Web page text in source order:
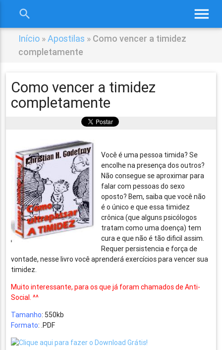
menu
search
Início »Apostilas » Como vencer a timidez
completamente
Como vencer a timidez
completamente
Você é uma pessoa timida? Se
encolhe na presença dos outros?
Não consegue se aproximar para
falar com pessoas do sexo
oposto? Bem, saiba que você não
é o único e que essa timidez
crônica (que alguns psicólogos
tratam como uma doença) tem
cura e que não é tão dificil assim.
Requer persistencia e força de
vontade, nesse livro você aprenderá exercícios para vencer sua
timidez.
Muito interessante, para os que já foram chamados de Anti-
Social. ^^
Tamanho: 550kb
Formato: .PDF